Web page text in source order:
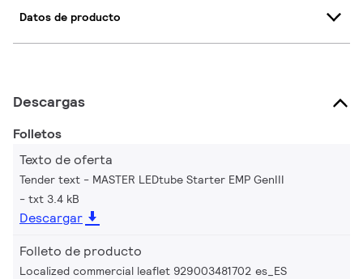
Datos de producto
Descargas
Folletos
Texto de oferta
Tender text - MASTER LEDtube Starter EMP GenIII
txt 3.4 kB
Descargar
Folleto de producto
Localized commercial leaflet 929003481702 es_ES